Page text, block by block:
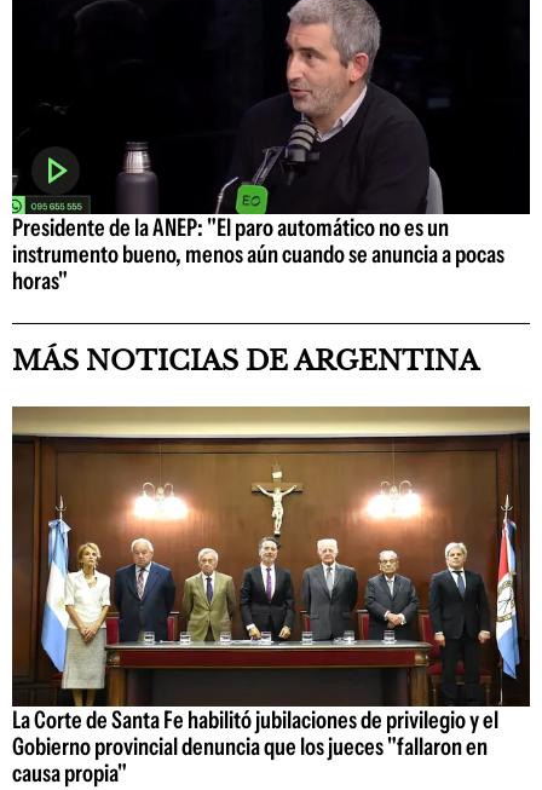
Presidente de la ANEP: "El paro automático no es un
instrumento bueno, menos aún cuando se anuncia a pocas
horas"
MÁS NOTICIAS DE ARGENTINA
La Corte de Santa Fe habilitó jubilaciones de privilegio y el
Gobierno provincial denuncia que los jueces "fallaron en
causa propia"